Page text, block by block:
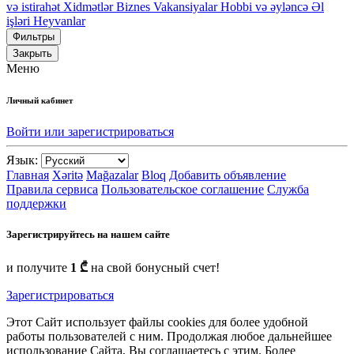
və istirahət Xidmətlər Biznes Vakansiyalar Hobbi və əyləncə Əl
işləri Heyvanlar
Фильтры
Закрыть
Меню
Личный кабинет
Войти или зарегистрироваться
Язык:
Главная Xəritə Mağazalar Bloq Добавить объявление
Правила сервиса Пользовательское соглашение Служба
поддержки
Зарегистрируйтесь на нашем сайте
и получите 1 ₾ на свой бонусный счет!
Зарегистрироваться
Этот Сайт использует файлы cookies для более удобной
работы пользователей с ним. Продолжая любое дальнейшее
использование Сайта, Вы соглашаетесь с этим. Более